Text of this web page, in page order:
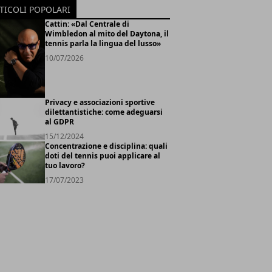
POPOLARI
Cattin: «Dal Centrale di
Wimbledon al mito del Daytona, il
tennis parla la lingua del lusso»
10/07/2026
Privacy e associazioni sportive
dilettantistiche: come adeguarsi
al GDPR
15/12/2024
Concentrazione e disciplina: quali
doti del tennis puoi applicare al
tuo lavoro?
17/07/2023